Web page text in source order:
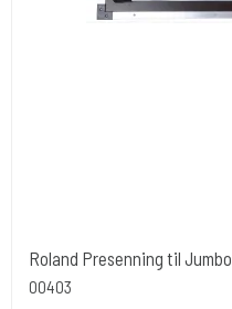
Roland Presenning til Jumbo
00403